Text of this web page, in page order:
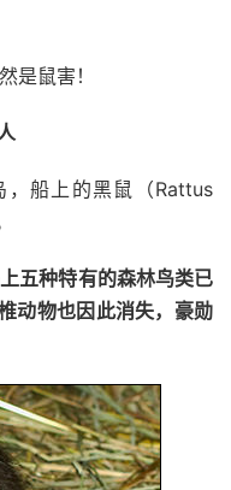
是鼠害！
，船上的黑鼠（Rattus
五种特有的森林鸟类已
动物也因此消失，豪勋